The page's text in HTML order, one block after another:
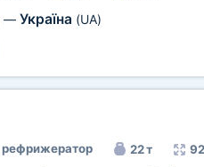
— Україна (UA)
рефрижератор 22 т